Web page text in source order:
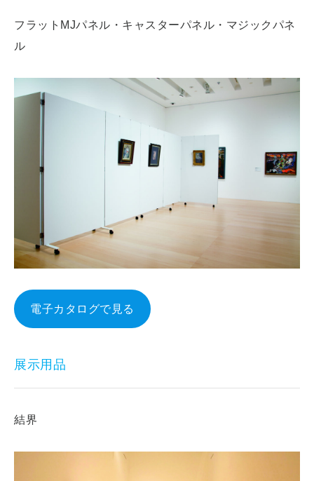
フラットMJパネル・キャスターパネル・マジックパネ
ル
電子カタログで見る
展示用品
結界